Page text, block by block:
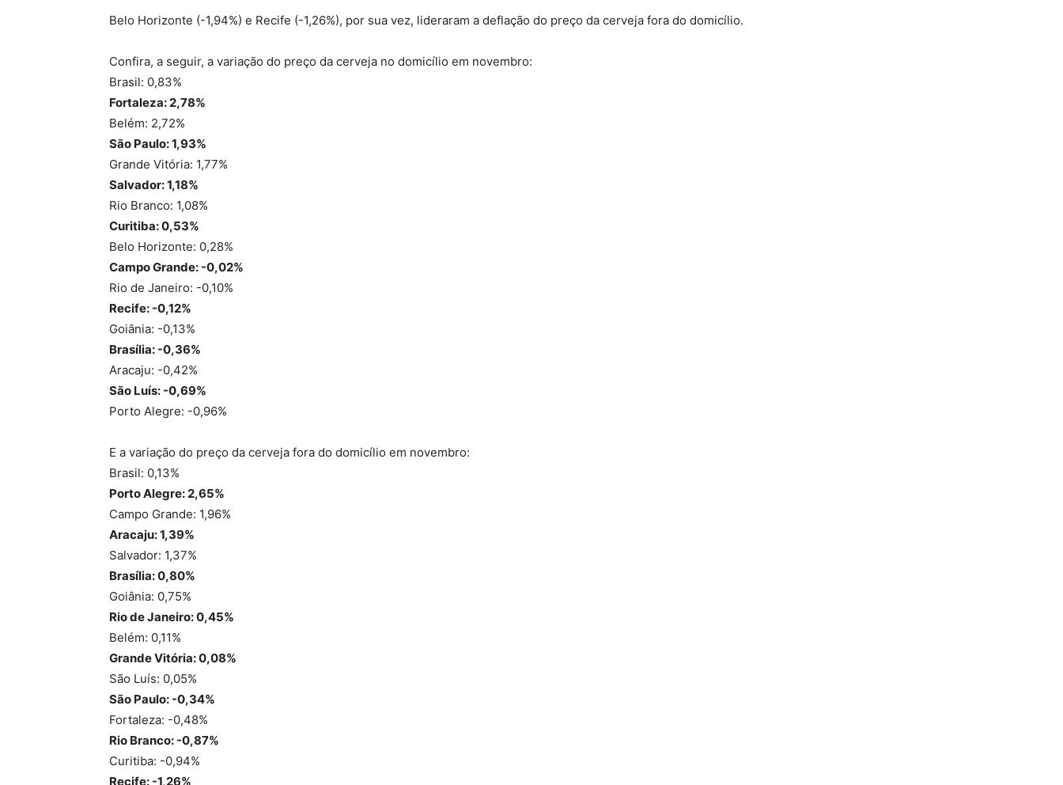
Belo Horizonte (-1,94%) e Recife (-1,26%), por sua vez, lideraram a deflação do preço da cerveja fora do domicílio.
Confira, a seguir, a variação do preço da cerveja no domicílio em novembro:
Brasil: 0,83%
Fortaleza: 2,78%
Belém: 2,72%
São Paulo: 1,93%
Grande Vitória: 1,77%
Salvador: 1,18%
Rio Branco: 1,08%
Curitiba: 0,53%
Belo Horizonte: 0,28%
Campo Grande: -0,02%
Rio de Janeiro: -0,10%
Recife: -0,12%
Goiânia: -0,13%
Brasília: -0,36%
Aracaju: -0,42%
São Luís: -0,69%
Porto Alegre: -0,96%
E a variação do preço da cerveja fora do domicílio em novembro:
Brasil: 0,13%
Porto Alegre: 2,65%
Campo Grande: 1,96%
Aracaju: 1,39%
Salvador: 1,37%
Brasília: 0,80%
Goiânia: 0,75%
Rio de Janeiro: 0,45%
Belém: 0,11%
Grande Vitória: 0,08%
São Luís: 0,05%
São Paulo: -0,34%
Fortaleza: -0,48%
Rio Branco: -0,87%
Curitiba: -0,94%
Recife: -1,26%